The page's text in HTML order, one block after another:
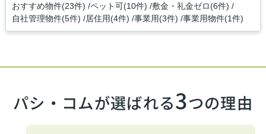
おすすめ物件(23件) ペット可(10件) 敷金・礼金ゼロ(6件)
自社管理物件(5件) 居住用(4件) 事業用(3件) 事業用物件(1件)
パシ・コムが選ばれる3つの理由